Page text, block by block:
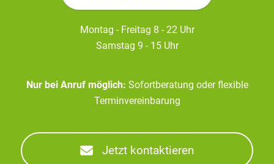
Montag - Freitag 8 - 22 Uhr
Samstag 9 - 15 Uhr
Nur bei Anruf möglich: Sofortberatung oder flexible
Terminvereinbarung
Jetzt kontaktieren